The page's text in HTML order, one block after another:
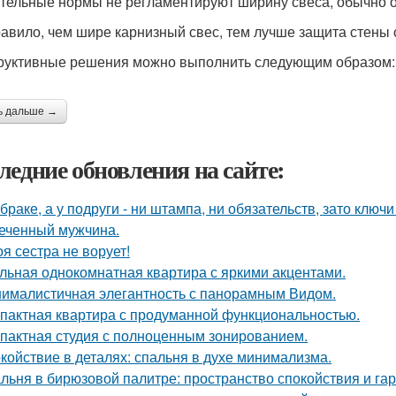
чем шире карнизный свес, тем лучше защита стены
решения можно выполнить следующим образом:
дальше →
обновления на сайте:
а у подруги - ни штампа, ни обязательств, зато
мужчина.
сестра не ворует!
однокомнатная квартира с яркими акцентами.
элегантность с панорамным Видом.
квартира с продуманной функциональностью.
студия с полноценным зонированием.
в деталях: спальня в духе минимализма.
в бирюзовой палитре: пространство спокойствия и